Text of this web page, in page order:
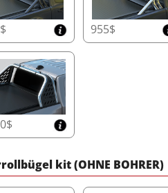
955$
kit (OHNE BOHRER)